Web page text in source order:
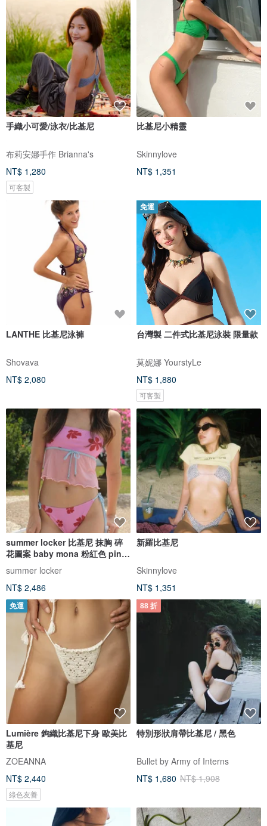
手織小可愛/泳衣/比基尼
布莉安娜手作 Brianna's
NT$ 1,280
可客製
比基尼小精靈
Skinnylove
NT$ 1,351
LANTHE 比基尼泳褲
Shovava
NT$ 2,080
免運
台灣製 二件式比基尼泳裝 限量款
莫妮娜 YourstyLe
NT$ 1,880
可客製
summer locker 比基尼 抹胸 碎
花圖案 baby mona 粉紅色 pink
summer locker
NT$ 2,486
新羅比基尼
Skinnylove
NT$ 1,351
免運
Lumière 鉤織比基尼下身 歐美比
基尼
ZOEANNA
NT$ 2,440
綠色友善
88 折
特別形狀肩帶比基尼 / 黑色
Bullet by Army of Interns
NT$ 1,680 NT$ 1,908